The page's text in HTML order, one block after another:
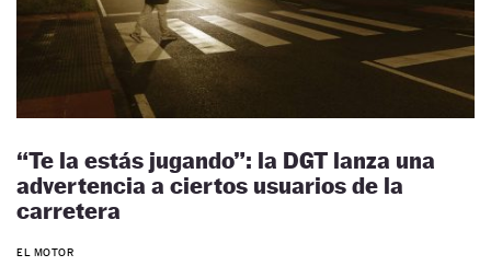
“Te la estás jugando”: la DGT lanza una
advertencia a ciertos usuarios de la
carretera
EL MOTOR